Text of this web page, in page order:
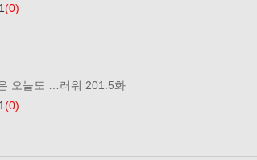
(0)
오늘도 …러워 201.5화
(0)